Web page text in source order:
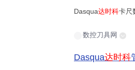
Dasqua达时科卡尺
数控刀具网
Dasqua达时科